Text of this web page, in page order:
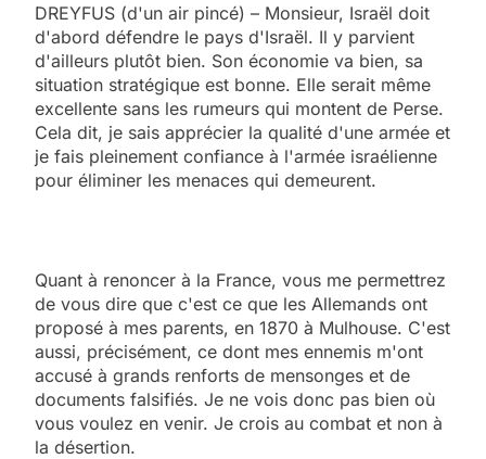
DREYFUS (d'un air pincé) – Monsieur, Israël doit
d'abord défendre le pays d'Israël. Il y parvient
d'ailleurs plutôt bien. Son économie va bien, sa
situation stratégique est bonne. Elle serait même
excellente sans les rumeurs qui montent de Perse.
Cela dit, je sais apprécier la qualité d'une armée et
je fais pleinement confiance à l'armée israélienne
pour éliminer les menaces qui demeurent.
Quant à renoncer à la France, vous me permettrez
de vous dire que c'est ce que les Allemands ont
proposé à mes parents, en 1870 à Mulhouse. C'est
aussi, précisément, ce dont mes ennemis m'ont
accusé à grands renforts de mensonges et de
documents falsifiés. Je ne vois donc pas bien où
vous voulez en venir. Je crois au combat et non à
la désertion.